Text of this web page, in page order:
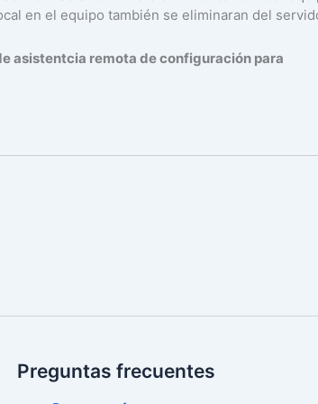
en el equipo también se eliminaran del
asistentcia remota de configuración para
Preguntas frecuentes